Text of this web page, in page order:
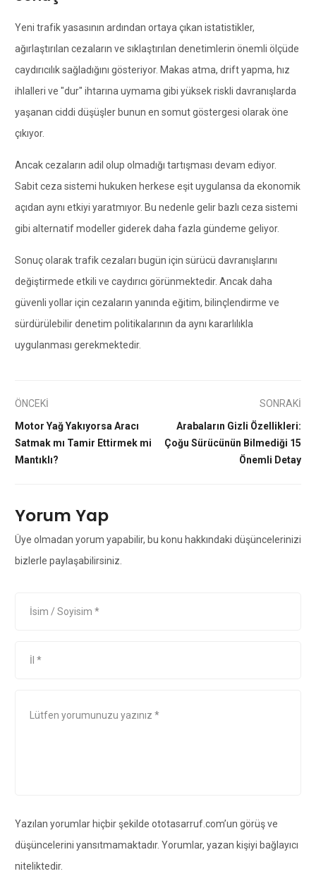
Yeni trafik yasasının ardından ortaya çıkan istatistikler,
ağırlaştırılan cezaların ve sıklaştırılan denetimlerin önemli ölçüde
caydırıcılık sağladığını gösteriyor. Makas atma, drift yapma, hız
ihlalleri ve "dur" ihtarına uymama gibi yüksek riskli davranışlarda
yaşanan ciddi düşüşler bunun en somut göstergesi olarak öne
çıkıyor.
Ancak cezaların adil olup olmadığı tartışması devam ediyor.
Sabit ceza sistemi hukuken herkese eşit uygulansa da ekonomik
açıdan aynı etkiyi yaratmıyor. Bu nedenle gelir bazlı ceza sistemi
gibi alternatif modeller giderek daha fazla gündeme geliyor.
Sonuç olarak trafik cezaları bugün için sürücü davranışlarını
değiştirmede etkili ve caydırıcı görünmektedir. Ancak daha
güvenli yollar için cezaların yanında eğitim, bilinçlendirme ve
sürdürülebilir denetim politikalarının da aynı kararlılıkla
uygulanması gerekmektedir.
ÖNCEKİ
Motor Yağ Yakıyorsa Aracı
Satmak mı Tamir Ettirmek mi
Mantıklı?
SONRAKİ
Arabaların Gizli Özellikleri:
Çoğu Sürücünün Bilmediği 15
Önemli Detay
Yorum Yap
Üye olmadan yorum yapabilir, bu konu hakkındaki düşüncelerinizi
bizlerle paylaşabilirsiniz.
Yazılan yorumlar hiçbir şekilde ototasarruf.com’un görüş ve
düşüncelerini yansıtmamaktadır. Yorumlar, yazan kişiyi bağlayıcı
niteliktedir.